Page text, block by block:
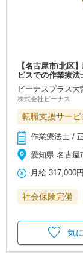
【名古屋市/北区
ビスでの作業療
ビーナスプラス大
株式会社ビーナス
転職支援サービ
作業療法士 /
愛知県 名古屋
月給 317,000円
社会保険完備
気